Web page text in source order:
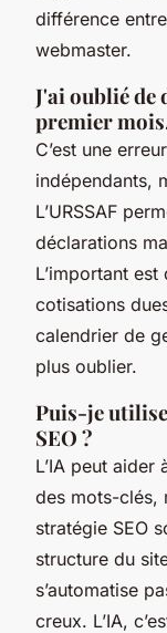
différence
webmaster.
J'ai oublié de
premier
C’est une
indépendants,
L’URSSAF
déclarations
L’important
cotisations
calendrier de
plus oublier.
Puis-je
SEO ?
L’IA peut
des mots-clés,
stratégie SEO
structure du
s’automatise
creux. L’IA,